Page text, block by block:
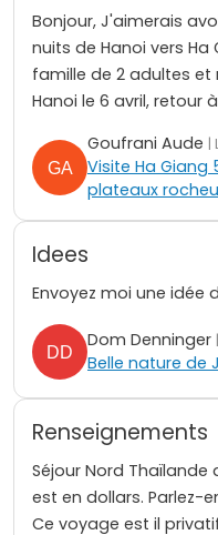
Bonjour, J'aimerais
nuits de Hanoi vers
famille de 2 adultes et
Hanoi le 6 avril, retour
Goufrani Aude |
Visite Ha Giang
plateaux
Idees
Envoyez moi une idée
Dom Denninger
Belle nature de
Renseignements
Séjour Nord Thaïlande
est en dollars. Parlez-
Ce voyage est il